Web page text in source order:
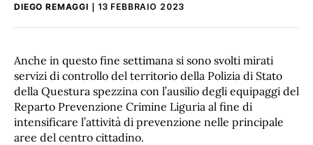
DIEGO REMAGGI 13 FEBBRAIO 2023
Anche in questo fine settimana si sono svolti mirati
servizi di controllo del territorio della Polizia di Stato
della Questura spezzina con l’ausilio degli equipaggi del
Reparto Prevenzione Crimine Liguria al fine di
intensificare l’attività di prevenzione nelle principale
aree del centro cittadino.